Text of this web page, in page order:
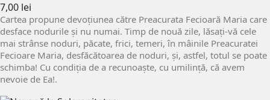
7,00 lei
Cartea propune devoțiunea către Preacurata Fecioară Maria care
desface nodurile și nu numai. Timp de nouă zile, lăsați-vă cele
mai strânse noduri, păcate, frici, temeri, în mâinile Preacuratei
Fecioare Maria, desfăcătoarea de noduri, și, astfel, totul se poate
schimba! Cu condiția de a recunoaște, cu umilință, că avem
nevoie de Ea!.